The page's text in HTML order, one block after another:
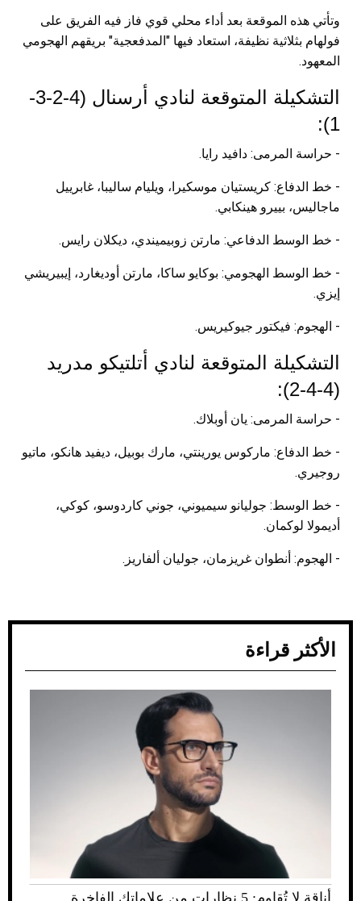
وتأتي هذه الموقعة بعد أداء محلي قوي فاز فيه الفريق على
فولهام بثلاثية نظيفة، استعاد فيها "المدفعجية" بريقهم الهجومي
المعهود.
التشكيلة المتوقعة لنادي أرسنال (4-2-3-
1):
- حراسة المرمى: دافيد رايا.
- خط الدفاع: كريستيان موسكيرا، ويليام ساليبا، غابرييل
ماجاليس، بييرو هينكابي.
- خط الوسط الدفاعي: مارتن زوبيميندي، ديكلان رايس.
- خط الوسط الهجومي: بوكايو ساكا، مارتن أوديغارد، إيبيريشي
إيزي.
- الهجوم: فيكتور جيوكيريس.
التشكيلة المتوقعة لنادي أتلتيكو مدريد
(4-4-2):
- حراسة المرمى: يان أوبلاك.
- خط الدفاع: ماركوس يورينتي، مارك بوبيل، ديفيد هانكو، ماتيو
روجيري.
- خط الوسط: جوليانو سيميوني، جوني كاردوسو، كوكي،
أديمولا لوكمان.
- الهجوم: أنطوان غريزمان، جوليان ألفاريز.
الأكثر قراءة